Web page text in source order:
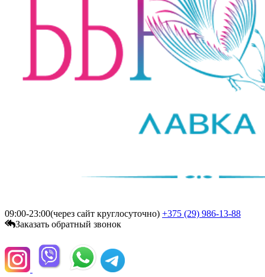
09:00-23:00(через сайт круглосуточно) +375 (29) 986-13-88
Заказать обратный звонок